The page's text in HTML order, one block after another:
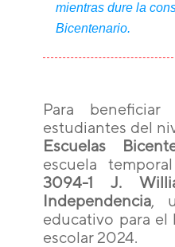
mientras dure la
Bicentenario.
Para
estudiantes del
Escuelas
escuela
3094-1 J.
Independencia,
educativo para
escolar 2024.